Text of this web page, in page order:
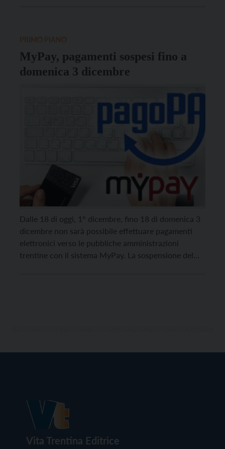
MyPay, pagamenti sospesi fino a
domenica 3 dicembre
Dalle 18 di oggi, 1° dicembre, fino 18 di domenica 3
dicembre non sarà possibile effettuare pagamenti
elettronici verso le pubbliche amministrazioni
trentine con il sistema MyPay. La sospensione del
Vita Trentina Editrice